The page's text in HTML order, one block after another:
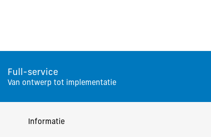
Full-service
Van ontwerp tot implementatie
Informatie